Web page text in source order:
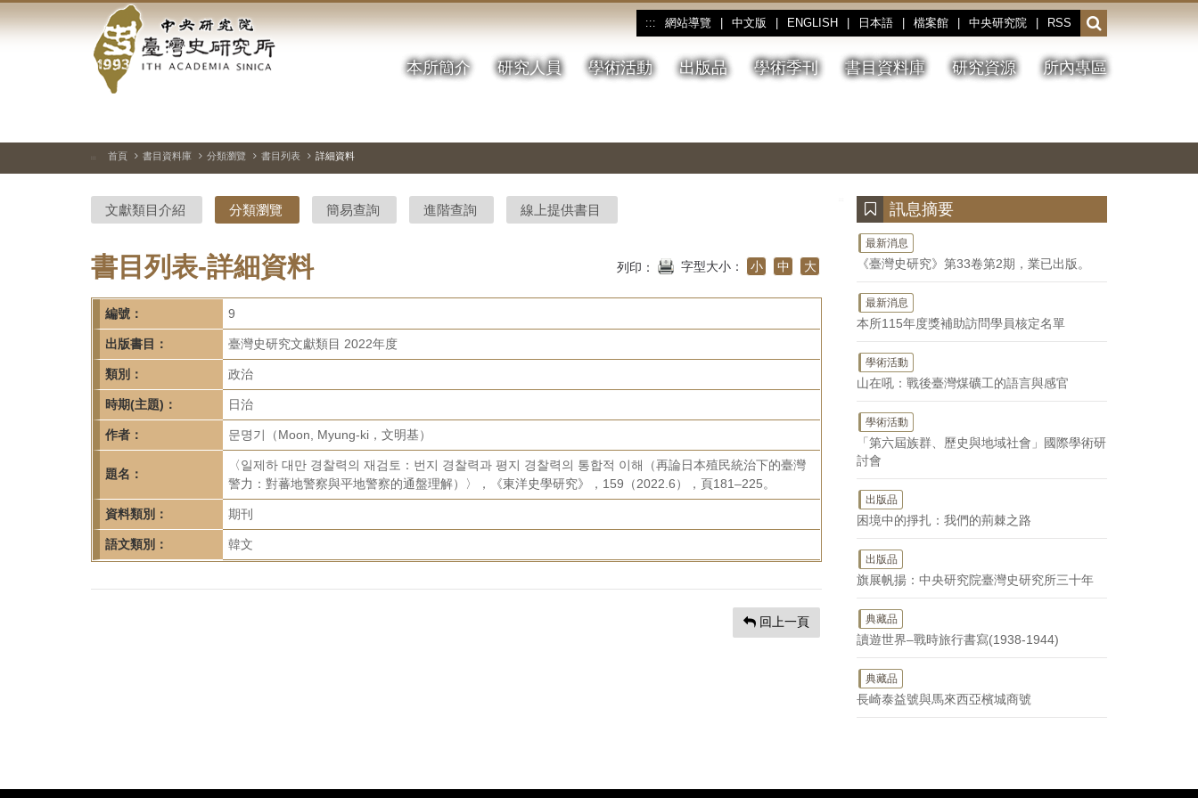
到
中
央
研
院-
臺
灣
史
研
究
所-
首
頁
::: 網站導覽 中文版 ENGLISH 日本語 檔案館 中央研究院 RSS
開
啟
或
收
本所簡介 研究人員 學術活動 出版品 學術季刊 書目資料庫 研究資源 所內專區
停、
圖
圖
結
::: 首頁 書目資料庫 分類瀏覽 書目列表 詳細資料
文獻類目介紹 分類瀏覽 簡易查詢 進階查詢 線上提供書目
書目列表-詳細資料 列印： 字型大小： 小 中 大
編號： 9
出版書目： 臺灣史研究文獻類目 2022年度
類別： 政治
時期(主題)： 日治
作者： 문명기（Moon, Myung-ki，文明基）
題名：
〈일제하 대만 경찰력의 재검토：번지 경찰력과 평지 경찰력의 통합적 이해（再論日本殖民統治下的臺灣
警力：對蕃地警察與平地警察的通盤理解）〉，《東洋史學研究》，159（2022.6），頁181–225。
資料類別： 期刊
語文類別： 韓文
回上一頁
訊息摘要
最新消息
《臺灣史研究》第33卷第2期，業已出版。
最新消息
本所115年度獎補助訪問學員核定名單
學術活動
山在吼：戰後臺灣煤礦工的語言與感官
學術活動
「第六屆族群、歷史與地域社會」國際學術研
討會
出版品
困境中的掙扎：我們的荊棘之路
出版品
旗展帆揚：中央研究院臺灣史研究所三十年
典藏品
讀遊世界–戰時旅行書寫(1938-1944)
典藏品
長崎泰益號與馬來西亞檳城商號